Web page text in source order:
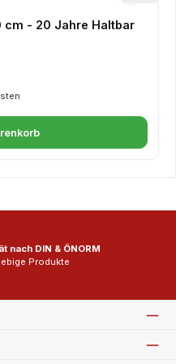
cm - 20 Jahre Haltbar
nach DIN & ÖNORM
Produkte